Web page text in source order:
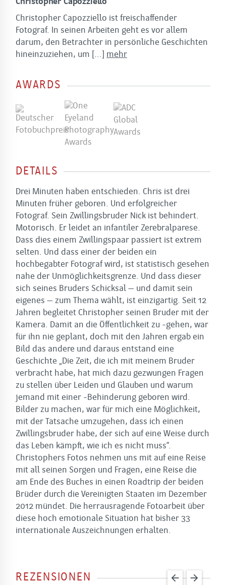
Christopher Capozziello
Christopher Capozziello ist freischaffender
Fotograf. In seinen Arbeiten geht es vor allem
darum, den Betrachter in persönliche Geschichten
hineinzuziehen, um [...] mehr
AWARDS
DETAILS
Drei Minuten haben entschieden. Chris ist drei
Minuten früher geboren. Und erfolgreicher
Fotograf. Sein Zwillingsbruder Nick ist behindert.
Motorisch. Er leidet an infantiler Zerebralparese.
Dass dies einem Zwillingspaar passiert ist extrem
selten. Und dass einer der beiden ein
hochbegabter Fotograf wird, ist statistisch gesehen
nahe der Unmöglichkeitsgrenze. Und dass dieser
sich seines Bruders Schicksal – und damit sein
eigenes – zum Thema wählt, ist einzigartig. Seit 12
Jahren begleitet Christopher seinen Bruder mit der
Kamera. Damit an die Öffentlichkeit zu -gehen, war
für ihn nie geplant, doch mit den Jahren ergab ein
Bild das andere und daraus entstand eine
Geschichte „Die Zeit, die ich mit meinem Bruder
verbracht habe, hat mich dazu gezwungen Fragen
zu stellen über Leiden und Glauben und warum
jemand mit einer -Behinderung geboren wird.
Bilder zu machen, war für mich eine Möglichkeit,
mit der Tatsache umzugehen, dass ich einen
Zwillingsbruder habe, der sich auf eine Weise durch
das Leben kämpft, wie ich es nicht muss“.
Christophers Fotos nehmen uns mit auf eine Reise
mit all seinen Sorgen und Fragen, eine Reise die
am Ende des Buches in einen Roadtrip der beiden
Brüder durch die Vereinigten Staaten im Dezember
2012 mündet. Die herrausragende Fotoarbeit über
diese hoch emotionale Situation hat bisher 33
internationale Auszeichnungen erhalten.
REZENSIONEN arrow_back arrow_forward